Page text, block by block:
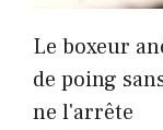
Le boxeur
de poing
ne l'arrête